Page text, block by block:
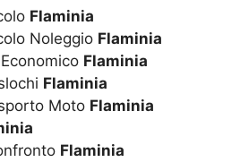
Flaminia
Noleggio Flaminia
Flaminia
Flaminia
Moto Flaminia
Flaminia